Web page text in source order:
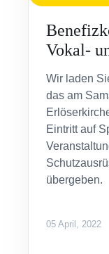
Vokal-
Wir laden
das am
Eintritt auf
übergeben.
05 April, 2022